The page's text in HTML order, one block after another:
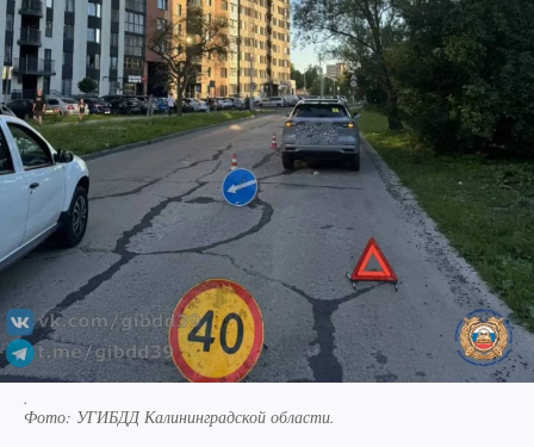
.
Фото: УГИБДД Калининградской области.